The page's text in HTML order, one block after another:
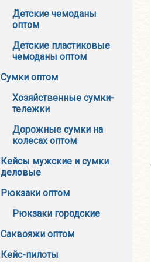
Детские чемоданы
оптом
Детские пластиковые
чемоданы оптом
Сумки оптом
Хозяйственные сумки-
тележки
Дорожные сумки на
колесах оптом
Кейсы мужские и сумки
деловые
Рюкзаки оптом
Рюкзаки городские
Саквояжи оптом
Кейс-пилоты